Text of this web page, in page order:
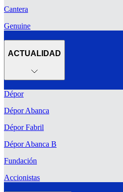
Cantera
Genuine
ACTUALIDAD
Dépor
Dépor Abanca
Dépor Fabril
Dépor Abanca B
Fundación
Accionistas